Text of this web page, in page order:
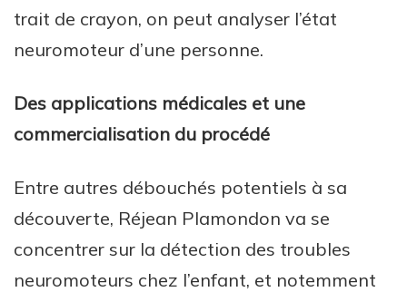
trait de crayon, on peut analyser l’état
neuromoteur d’une personne.
Des applications médicales et une
commercialisation du procédé
Entre autres débouchés potentiels à sa
découverte, Réjean Plamondon va se
concentrer sur la détection des troubles
neuromoteurs chez l’enfant, et notemment